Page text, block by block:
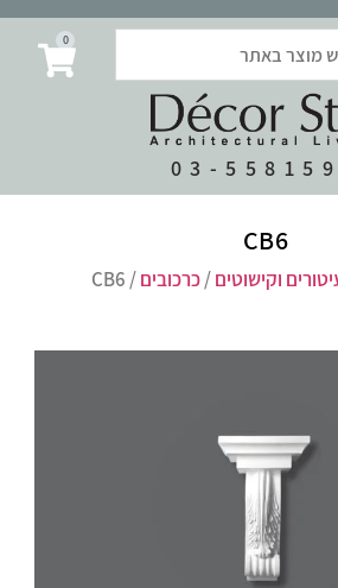
03-
0
CB6
וקישוטים/כרכובים/ CB6